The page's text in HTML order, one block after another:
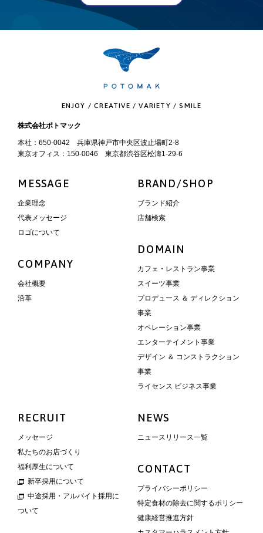
ENJOY / CREATIVE / VARIETY / SMILE
株式会社ポトマック
本社：650-0042 兵庫県神戸市中央区波止場町2-8
東京オフィス：150-0046 東京都渋谷区松濤1-29-6
MESSAGE
企業理念
代表メッセージ
ロゴについて
COMPANY
会社概要
沿革
BRAND/SHOP
ブランド紹介
店舗検索
DOMAIN
カフェ・レストラン事業
スイーツ事業
プロデュース ＆ ディレクション
事業
オペレーション事業
エンターテイメント事業
デザイン ＆ コンストラクション
事業
ライセンス ビジネス事業
RECRUIT
メッセージ
私たちのお店づくり
福利厚生について
新卒採用について
中途採用・アルバイト採用に
ついて
NEWS
ニュースリリース一覧
CONTACT
プライバシーポリシー
特定食材の除去に関するポリシー
健康経営推進方針